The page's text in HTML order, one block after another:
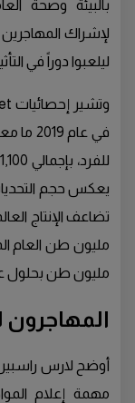
بالبيئة وصحة
لإشراك
ليلعبوا دوراً في
يعكس حجم
مليون طن بحلول عام
المهاجرون
أوضح لارس
مهمة إعلام